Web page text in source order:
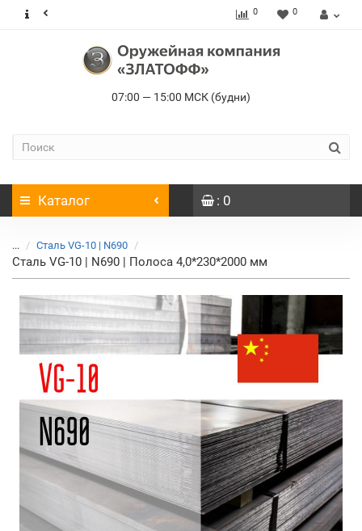
0 0
07:00 — 15:00 МСК (будни)
Каталог : 0
... Сталь VG-10 | N690
Сталь VG-10 | N690 | Полоса 4,0*230*2000 мм